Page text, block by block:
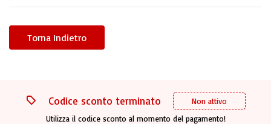
Codice sconto terminato
Non attivo
Utilizza il codice sconto al momento del pagamento!